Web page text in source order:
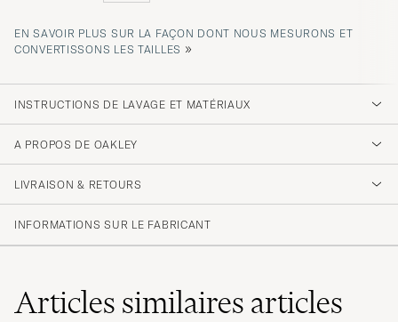
EN SAVOIR PLUS SUR LA FAÇON DONT NOUS MESURONS ET
CONVERTISSONS LES TAILLES »
INSTRUCTIONS DE LAVAGE ET MATÉRIAUX
A PROPOS DE OAKLEY
LIVRAISON & RETOURS
INFORMATIONS SUR LE FABRICANT
Articles similaires articles